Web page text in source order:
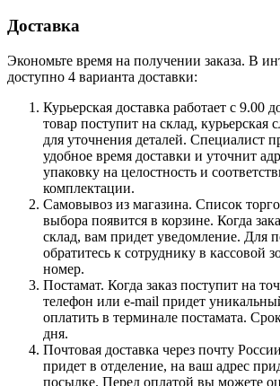
Доставка
Экономьте время на получении заказа. В
доступно 4 варианта доставки:
Курьерская доставка работает с 9.00
товар поступит на склад, курьерская
для уточнения деталей. Специалист
удобное время доставки и уточнит
упаковку на целостность и
комплектации.
Самовывоз из магазина. Список
выбора появится в корзине. Когда
склад, вам придет уведомление. Для
обратитесь к сотруднику в кассовой
номер.
Постамат. Когда заказ поступит на
телефон или e-mail придет
оплатить в терминале постамата.
дня.
Почтовая доставка через почту
придет в отделение, на ваш адрес
посылке. Перед оплатой вы можете